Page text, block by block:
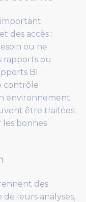
important
des accès :
ou ne
rapports ou
BI
contrôle
environnement
être traitées
bonnes
des
de leurs analyses,